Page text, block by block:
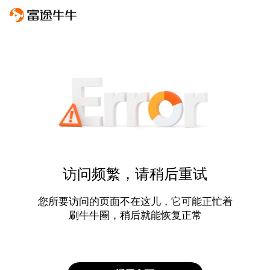
访问频繁，请稍后重试
您所要访问的页面不在这儿，它可能正忙着
刷牛牛圈，稍后就能恢复正常